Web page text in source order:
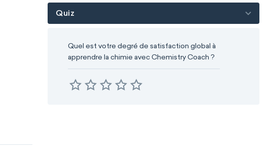
Quiz
Quel est votre degré de satisfaction global à
apprendre la chimie avec Chemistry Coach ?